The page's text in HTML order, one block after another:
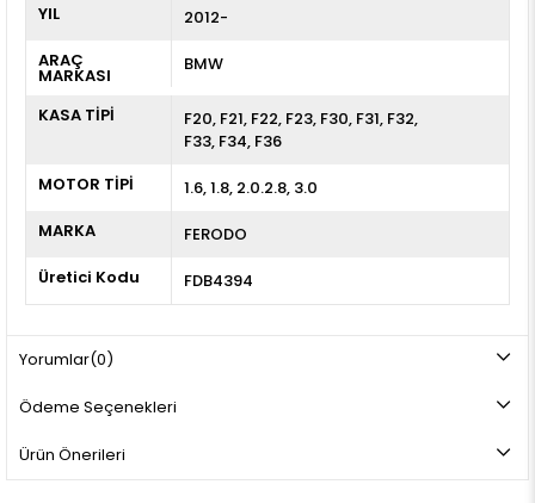
YIL
2012-
ARAÇ
MARKASI
BMW
KASA TİPİ F20 F21 F22 F23 F30 F31 F32
F33 F34 F36
MOTOR TİPİ
1.6, 1.8, 2.0.2.8, 3.0
MARKA
FERODO
Üretici Kodu
FDB4394
Yorumlar(0)
Ödeme Seçenekleri
Ürün Önerileri